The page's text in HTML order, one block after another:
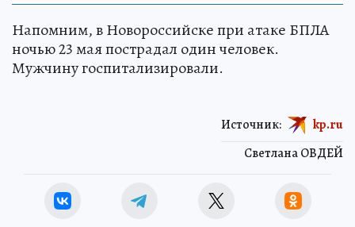
Напомним, в Новороссийске при атаке БПЛА
ночью 23 мая пострадал один человек.
Мужчину госпитализировали.
Светлана ОВДЕЙ
Источник: kp.ru